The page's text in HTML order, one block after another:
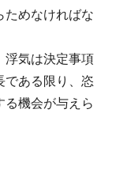
ためなければな
気は決定事項
である限り、恣
る機会が与えら